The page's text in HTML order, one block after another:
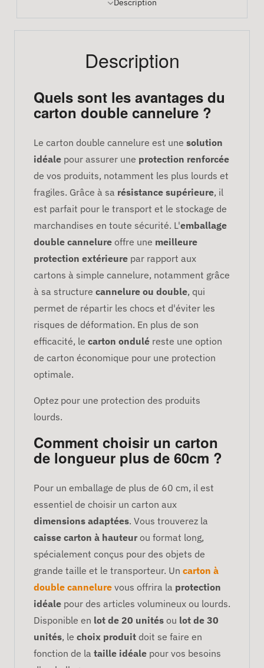
Description
Description
Quels sont les avantages du
carton double cannelure ?
Le carton double cannelure est une solution
idéale pour assurer une protection renforcée
de vos produits, notamment les plus lourds et
fragiles. Grâce à sa résistance supérieure, il
est parfait pour le transport et le stockage de
marchandises en toute sécurité. L'emballage
double cannelure offre une meilleure
protection extérieure par rapport aux
cartons à simple cannelure, notamment grâce
à sa structure cannelure ou double, qui
permet de répartir les chocs et d'éviter les
risques de déformation. En plus de son
efficacité, le carton ondulé reste une option
de carton économique pour une protection
optimale.
Optez pour une protection des produits
lourds.
Comment choisir un carton
de longueur plus de 60cm ?
Pour un emballage de plus de 60 cm, il est
essentiel de choisir un carton aux
dimensions adaptées. Vous trouverez la
caisse carton à hauteur ou format long,
spécialement conçus pour des objets de
grande taille et le transporteur. Un carton à
double cannelure vous offrira la protection
idéale pour des articles volumineux ou lourds.
Disponible en lot de 20 unités ou lot de 30
unités, le choix produit doit se faire en
fonction de la taille idéale pour vos besoins